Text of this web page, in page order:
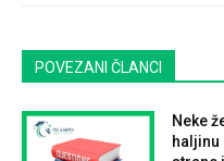
POVEZANI ČLANCI
Neke
haljinu